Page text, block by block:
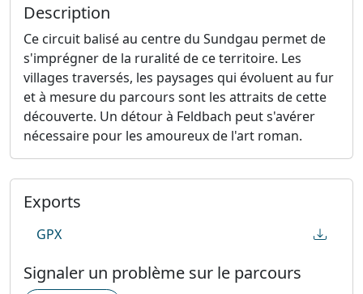
Description
Ce circuit balisé au centre du Sundgau permet de
s'imprégner de la ruralité de ce territoire. Les
villages traversés, les paysages qui évoluent au fur
et à mesure du parcours sont les attraits de cette
découverte. Un détour à Feldbach peut s'avérer
nécessaire pour les amoureux de l'art roman.
Exports
GPX
Signaler un problème sur le parcours